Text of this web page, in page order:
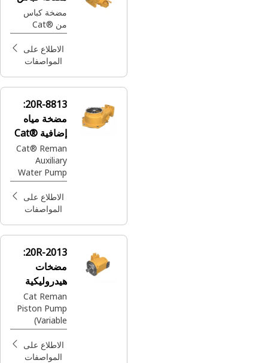
مضخة كباس
من Cat®‎
الاطلاع على
المواصفات
20R-8813:
مضخة مياه
إضافية Cat®
Reman
Cat® Reman
Auxiliary
Water Pump
(Fresh Water)
الاطلاع على
المواصفات
20R-2013:
مضخات
هيدروليكية
للتعدين
الموسع من
Reman
Cat Reman
Piston Pump
(Variable
Displacement)
الاطلاع على
المواصفات